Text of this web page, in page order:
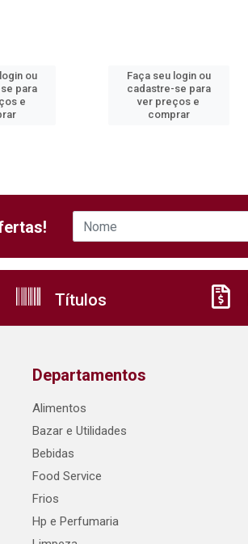
ou
para
e
Faça seu login ou
cadastre-se para
ver preços e
comprar
Títulos
Departamentos
Alimentos
Bazar e Utilidades
Bebidas
Food Service
Frios
Hp e Perfumaria